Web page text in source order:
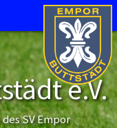
e.V.
SV Empor